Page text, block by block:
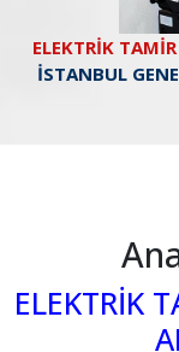
ELEKTRİK
İSTANBUL
ELEKTRİK